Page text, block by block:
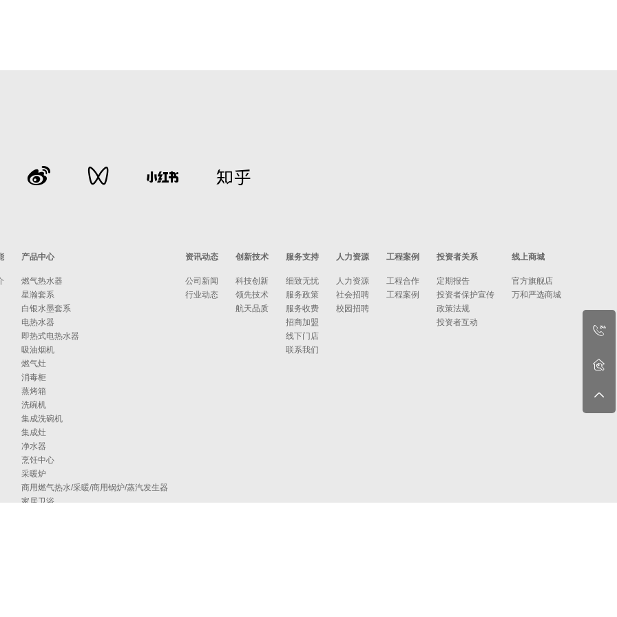
产品中心
燃气热水器
星瀚套系
白银水墨套系
电热水器
即热式电热水器
吸油烟机
燃气灶
消毒柜
蒸烤箱
洗碗机
集成洗碗机
集成灶
净水器
烹饪中心
采暖炉
商用燃气热水/采暖/商用锅炉/蒸汽发生器
家居卫浴
资讯动态
公司新闻
行业动态
创新技术
科技创新
领先技术
航天品质
服务支持
细致无忧
服务政策
服务收费
招商加盟
线下门店
联系我们
人力资源
人力资源
社会招聘
校园招聘
工程案例
工程合作
工程案例
投资者关系
定期报告
投资者保护宣传
政策法规
投资者互动
线上商城
官方旗舰店
万和严选商城